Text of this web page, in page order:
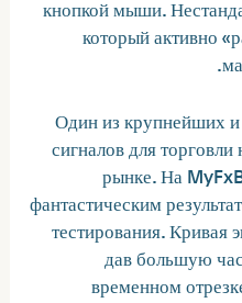
который активно
Один из крупнейших
сигналов для
рынке. На
фантастическим
тестирования. Кривая
дав большую
временном